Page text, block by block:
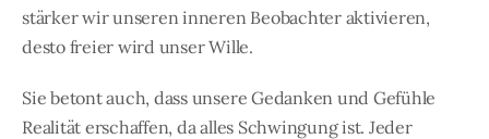
stärker wir unseren inneren Beobachter aktivieren,
desto freier wird unser Wille.
Sie betont auch, dass unsere Gedanken und Gefühle
Realität erschaffen, da alles Schwingung ist. Jeder